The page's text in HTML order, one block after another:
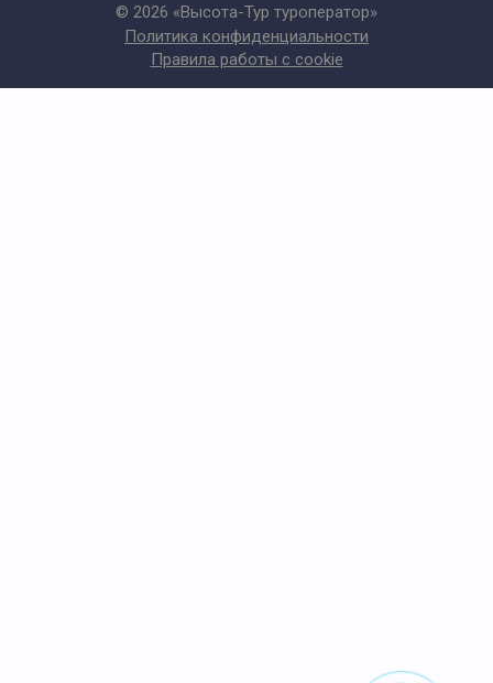
© 2026 «Высота-Тур туроператор»
Политика конфиденциальности
Правила работы с cookie